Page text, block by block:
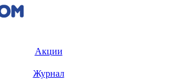
Акции
Журнал